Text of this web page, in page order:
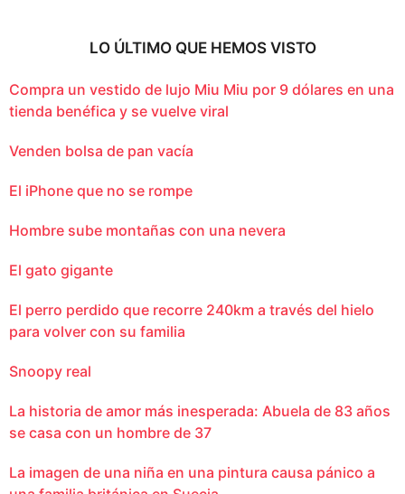
LO ÚLTIMO QUE HEMOS VISTO
Compra un vestido de lujo Miu Miu por 9 dólares en una
tienda benéfica y se vuelve viral
Venden bolsa de pan vacía
El iPhone que no se rompe
Hombre sube montañas con una nevera
El gato gigante
El perro perdido que recorre 240km a través del hielo
para volver con su familia
Snoopy real
La historia de amor más inesperada: Abuela de 83 años
se casa con un hombre de 37
La imagen de una niña en una pintura causa pánico a